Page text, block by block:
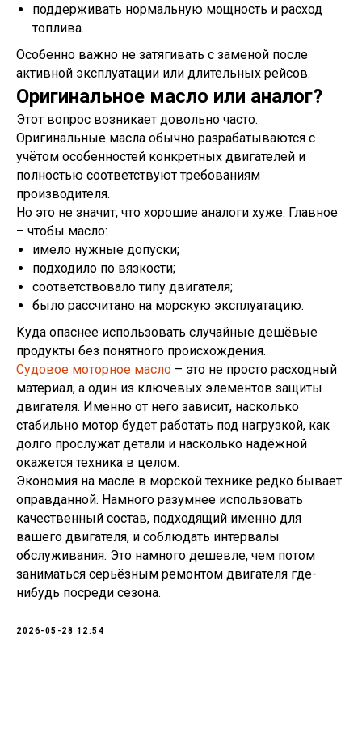
поддерживать нормальную мощность и расход
топлива.
Особенно важно не затягивать с заменой после
активной эксплуатации или длительных рейсов.
Оригинальное масло или аналог?
Этот вопрос возникает довольно часто.
Оригинальные масла обычно разрабатываются с
учётом особенностей конкретных двигателей и
полностью соответствуют требованиям
производителя.
Но это не значит, что хорошие аналоги хуже. Главное
– чтобы масло:
имело нужные допуски;
подходило по вязкости;
соответствовало типу двигателя;
было рассчитано на морскую эксплуатацию.
Куда опаснее использовать случайные дешёвые
продукты без понятного происхождения.
Судовое моторное масло – это не просто расходный
материал, а один из ключевых элементов защиты
двигателя. Именно от него зависит, насколько
стабильно мотор будет работать под нагрузкой, как
долго прослужат детали и насколько надёжной
окажется техника в целом.
Экономия на масле в морской технике редко бывает
оправданной. Намного разумнее использовать
качественный состав, подходящий именно для
вашего двигателя, и соблюдать интервалы
обслуживания. Это намного дешевле, чем потом
заниматься серьёзным ремонтом двигателя где-
нибудь посреди сезона.
2026-05-28 12:54
Санкт-Петербург, ш.Революции,
д.69, лит.А, пом.22-Н, офис 310
+7 (812) 448-86-36
Аналоги
Оплата и доставка
Гарантии
Контакты
Отзывы
Гидравлические масла
Компрессорные масла
Трансмиссионные масла
Гидротрансмиссионные
Пн-Пт: 9.00-18.00
Заказать звонок
Карта сайта